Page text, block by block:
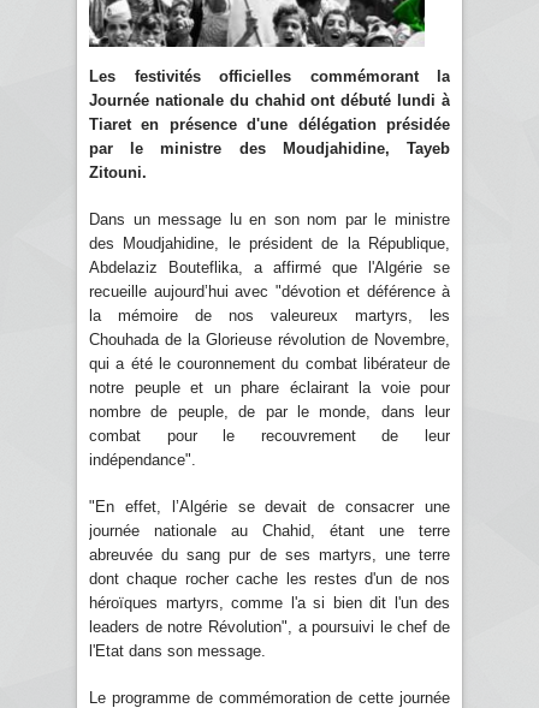
Les festivités officielles commémorant la
Journée nationale du chahid ont débuté lundi à
Tiaret en présence d'une délégation présidée
par le ministre des Moudjahidine, Tayeb
Zitouni.
Dans un message lu en son nom par le ministre
des Moudjahidine, le président de la République,
Abdelaziz Bouteflika, a affirmé que l'Algérie se
recueille aujourd’hui avec "dévotion et déférence à
la mémoire de nos valeureux martyrs, les
Chouhada de la Glorieuse révolution de Novembre,
qui a été le couronnement du combat libérateur de
notre peuple et un phare éclairant la voie pour
nombre de peuple, de par le monde, dans leur
combat pour le recouvrement de leur
indépendance".
"En effet, l’Algérie se devait de consacrer une
journée nationale au Chahid, étant une terre
abreuvée du sang pur de ses martyrs, une terre
dont chaque rocher cache les restes d'un de nos
héroïques martyrs, comme l'a si bien dit l'un des
leaders de notre Révolution", a poursuivi le chef de
l'Etat dans son message.
Le programme de commémoration de cette journée